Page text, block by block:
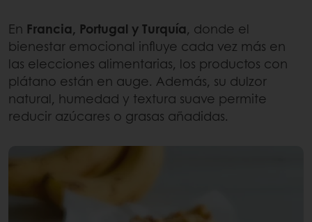
En Francia, Portugal y Turquía, donde el
bienestar emocional influye cada vez más en
las elecciones alimentarias, los productos con
plátano están en auge. Además, su dulzor
natural, humedad y textura suave permite
reducir azúcares o grasas añadidas.